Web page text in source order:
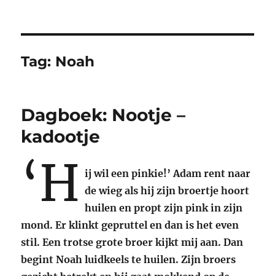
Tag: Noah
Dagboek: Nootje –
kadootje
‘H ij wil een pinkie!’ Adam rent naar
de wieg als hij zijn broertje hoort
huilen en propt zijn pink in zijn
mond. Er klinkt gepruttel en dan is het even
stil. Een trotse grote broer kijkt mij aan. Dan
begint Noah luidkeels te huilen. Zijn broers